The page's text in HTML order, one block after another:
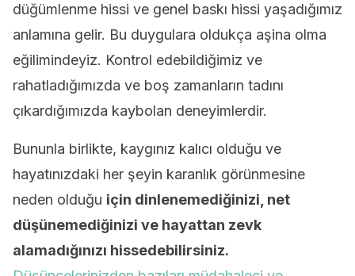
düğümlenme hissi ve genel baskı hissi yaşadığımız
anlamına gelir. Bu duygulara oldukça aşina olma
eğilimindeyiz. Kontrol edebildiğimiz ve
rahatladığımızda ve boş zamanların tadını
çıkardığımızda kaybolan deneyimlerdir.
Bununla birlikte, kaygınız kalıcı olduğu ve
hayatınızdaki her şeyin karanlık görünmesine
neden olduğu için dinlenemediğinizi, net
düşünemediğinizi ve hayattan zevk
alamadığınızı hissedebilirsiniz.